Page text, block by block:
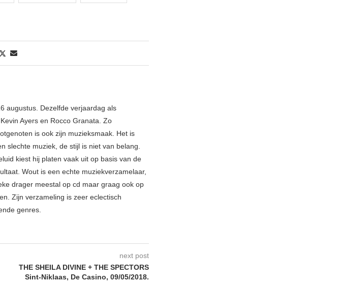
augustus. Dezelfde verjaardag als
Ayers en Rocco Granata. Zo
is ook zijn muzieksmaak. Het is
slechte muziek, de stijl is niet van belang.
kiest hij platen vaak uit op basis van de
Wout is een echte muziekverzamelaar,
drager meestal op cd maar graag ook op
Zijn verzameling is zeer eclectisch
genres.
next post
THE SHEILA DIVINE + THE SPECTORS
Sint-Niklaas, De Casino, 09/05/2018.